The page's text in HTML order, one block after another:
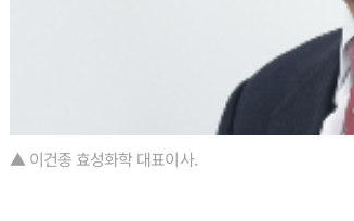
▲ 이건종 효성화학 대표이사.